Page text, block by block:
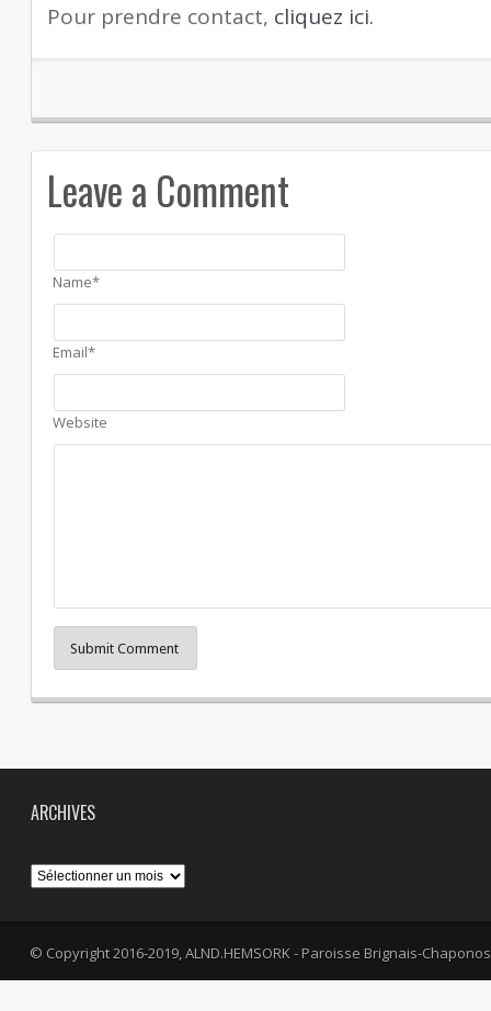
Pour prendre contact, cliquez ici.
Leave a Comment
Name*
Email*
Website
Submit Comment
ARCHIVES
Archives
© Copyright 2016-2019, ALND.HEMSORK - Paroisse Brignais-